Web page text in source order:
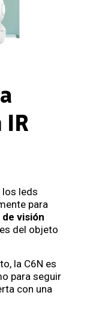
IR
los leds
para
de visión
del objeto
la C6N es
para seguir
con una